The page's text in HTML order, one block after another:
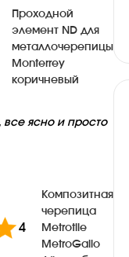
Проходной
элемент ND для
металлочерепицы
Monterrey
коричневый
ясно и просто
Композитная
черепица
Metrotile
MetroGallo
4